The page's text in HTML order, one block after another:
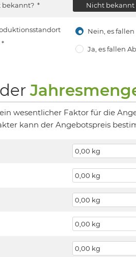
bekannt? * Nicht bekannt
*
Nein, es
Ja, es fallen
wesentlicher Faktor für die
kann der Angebotspreis